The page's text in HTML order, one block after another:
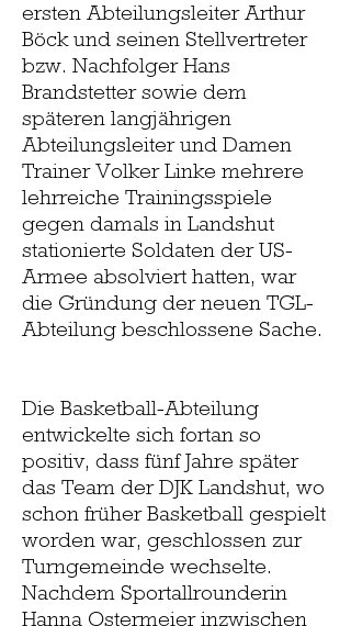
ersten Abteilungsleiter Arthur
Böck und seinen Stellvertreter
bzw. Nachfolger Hans
Brandstetter sowie dem
späteren langjährigen
Abteilungsleiter und Damen
Trainer Volker Linke mehrere
lehrreiche Trainingsspiele
gegen damals in Landshut
stationierte Soldaten der US-
Armee absolviert hatten, war
die Gründung der neuen TGL-
Abteilung beschlossene Sache.
Die Basketball-Abteilung
entwickelte sich fortan so
positiv, dass fünf Jahre später
das Team der DJK Landshut, wo
schon früher Basketball gespielt
worden war, geschlossen zur
Turngemeinde wechselte.
Nachdem Sportallrounderin
Hanna Ostermeier inzwischen